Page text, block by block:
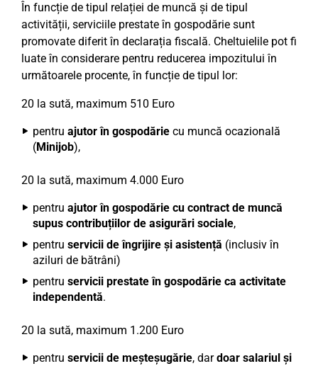
În funcție de tipul relației de muncă și de tipul
activității, serviciile prestate în gospodărie sunt
promovate diferit în declarația fiscală. Cheltuielile pot fi
luate în considerare pentru reducerea impozitului în
următoarele procente, în funcție de tipul lor:
20 la sută, maximum 510 Euro
pentru ajutor în gospodărie cu muncă ocazională
(Minijob),
20 la sută, maximum 4.000 Euro
pentru ajutor în gospodărie cu contract de muncă
supus contribuțiilor de asigurări sociale,
pentru servicii de îngrijire și asistență (inclusiv în
aziluri de bătrâni)
pentru servicii prestate în gospodărie ca activitate
independentă.
20 la sută, maximum 1.200 Euro
pentru servicii de meșteșugărie, dardoar salariul și